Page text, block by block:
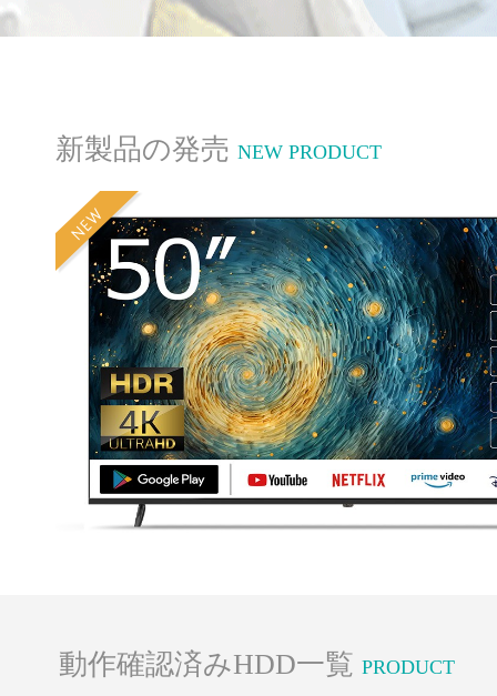
新製品の発売 NEW PRODUCT
動作確認済みHDD一覧 PRODUCT